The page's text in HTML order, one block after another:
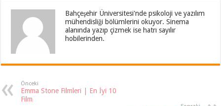
Bahçeşehir Üniversitesi'nde psikoloji ve yazılım
mühendisliği bölümlerini okuyor. Sinema
alanında yazıp çizmek ise hatrı sayılır
hobilerinden.
Önceki
Emma Stone Filmleri | En İyi 10
Film